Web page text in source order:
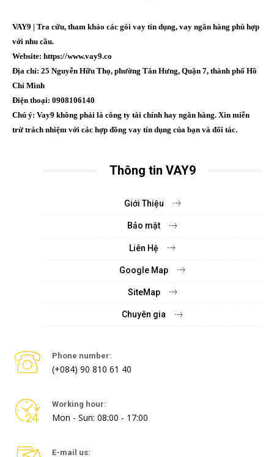
VAY9 | Tra cứu, tham khảo các gói vay tín dụng, vay ngân hàng phù hợp
với nhu cầu.
Website: https://www.vay9.co
Địa chỉ: 25 Nguyễn Hữu Thọ, phường Tân Hưng, Quận 7, thành phố Hồ
Chí Minh
Điện thoại: 0908106140
Chú ý: Vay9 không phải là công ty tài chính hay ngân hàng. Xin miễn
trừ trách nhiệm với các hợp đồng vay tín dụng của bạn và đối tác.
Thông tin VAY9
Giới Thiệu
Bảo mật
Liên Hệ
Google Map
SiteMap
Chuyên gia
Phone number:
(+084) 90 810 61 40
Working hour:
Mon - Sun: 08:00 - 17:00
E-mail us: